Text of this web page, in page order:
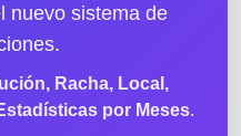
nuevo sistema de
Racha, Local,
por Meses.